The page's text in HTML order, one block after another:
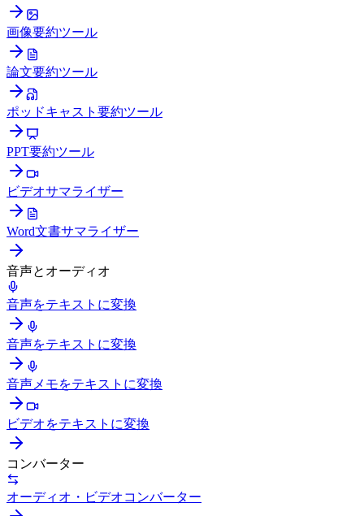
画像要約ツール
論文要約ツール
ポッドキャスト要約ツール
PPT要約ツール
ビデオサマライザー
Word文書サマライザー
音声とオーディオ
音声をテキストに変換
音声をテキストに変換
音声メモをテキストに変換
ビデオをテキストに変換
コンバーター
オーディオ・ビデオコンバーター